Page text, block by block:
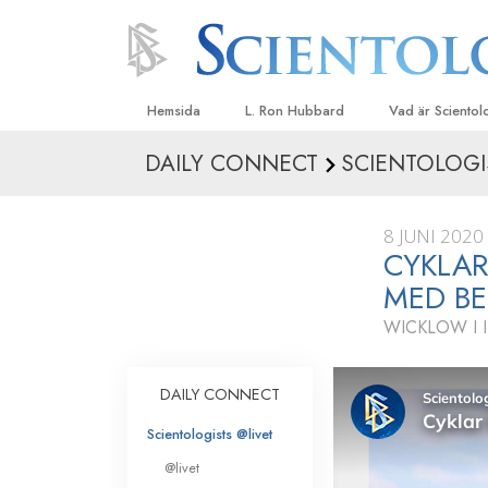
Hemsida L. Ron Hubbard Vad är
Trossatser och
Vad
Scientology
Träffa en
Inne i en Kyrka
En introduktion
Kärlek och hat –
Vad är storhet?
DAILY CONNECT
8 JUNI 2020
MED
WICKLOW I
DAILY CONNECT
Scientologists @livet
@livet